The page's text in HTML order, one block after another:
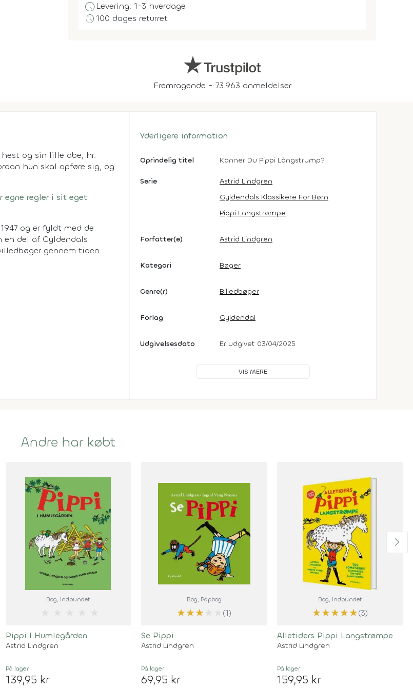
scheduleLevering: 1-3 hverdage
history100 dages returret
Fremragende - 73.963 anmeldelser
og sin lille abe, hr.
hun skal opføre sig, og
regler i sit eget
og er fyldt med de
en del af Gyldendals
gennem tiden.
Yderligere information
Oprindelig titel Känner Du Pippi Långstrump?
Serie
Astrid Lindgren
Gyldendals Klassikere For Børn
Pippi Langstrømpe
Forfatter(e) Astrid Lindgren
Kategori Bøger
Genre(r) Billedbøger
Forlag Gyldendal
Udgivelsesdato Er udgivet 03/04/2025
VIS MERE
Andre har købt
Bog, Indbundet
Pippi I Humlegården
Astrid Lindgren
På lager
139,95 kr
Bog, Papbog
★★★ (1)
Se Pippi
Astrid Lindgren
På lager
69,95 kr
Bog, Indbundet
★★★★★(3)
Alletiders Pippi Langstrømpe
Astrid Lindgren
På lager
159,95 kr